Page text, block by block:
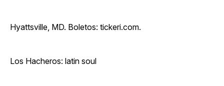
Hyattsville, MD. Boletos: tickeri.com.
Los Hacheros: latin soul